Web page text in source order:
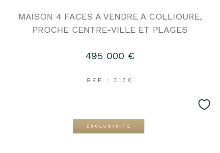
MAISON 4 FACES A VENDRE A COLLIOURE,
PROCHE CENTRE-VILLE ET PLAGES
495 000 €
REF : 3130
EXCLUSIVITÉ